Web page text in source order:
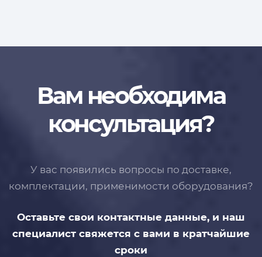
Вам необходима
консультация?
У вас появились вопросы по доставке,
комплектации, применимости оборудования?
Оставьте свои контактные данные, и наш
специалист свяжется с вами в кратчайшие
сроки